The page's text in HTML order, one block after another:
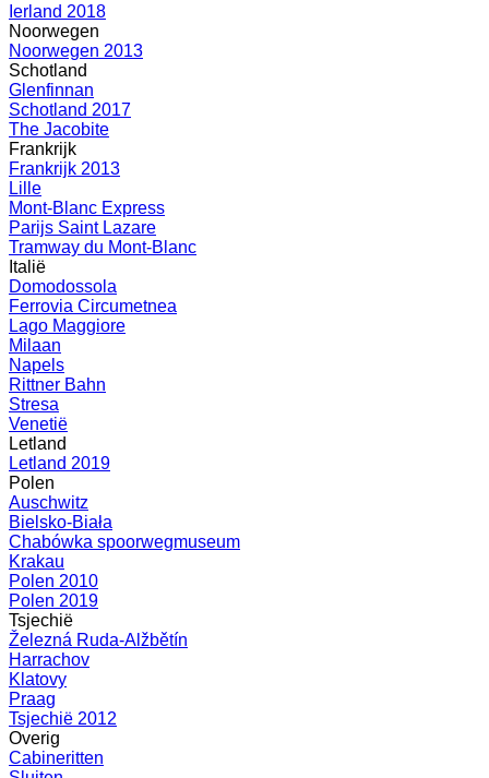
Ierland 2018
Noorwegen
Noorwegen 2013
Schotland
Glenfinnan
Schotland 2017
The Jacobite
Frankrijk
Frankrijk 2013
Lille
Mont-Blanc Express
Parijs Saint Lazare
Tramway du Mont-Blanc
Italië
Domodossola
Ferrovia Circumetnea
Lago Maggiore
Milaan
Napels
Rittner Bahn
Stresa
Venetië
Letland
Letland 2019
Polen
Auschwitz
Bielsko-Biała
Chabówka spoorwegmuseum
Krakau
Polen 2010
Polen 2019
Tsjechië
Železná Ruda-Alžbětín
Harrachov
Klatovy
Praag
Tsjechië 2012
Overig
Cabineritten